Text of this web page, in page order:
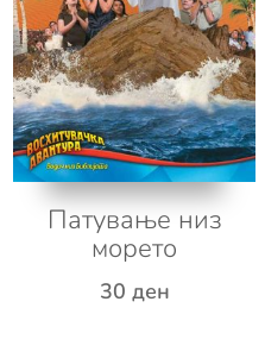
Патување низ
морето
30 ден